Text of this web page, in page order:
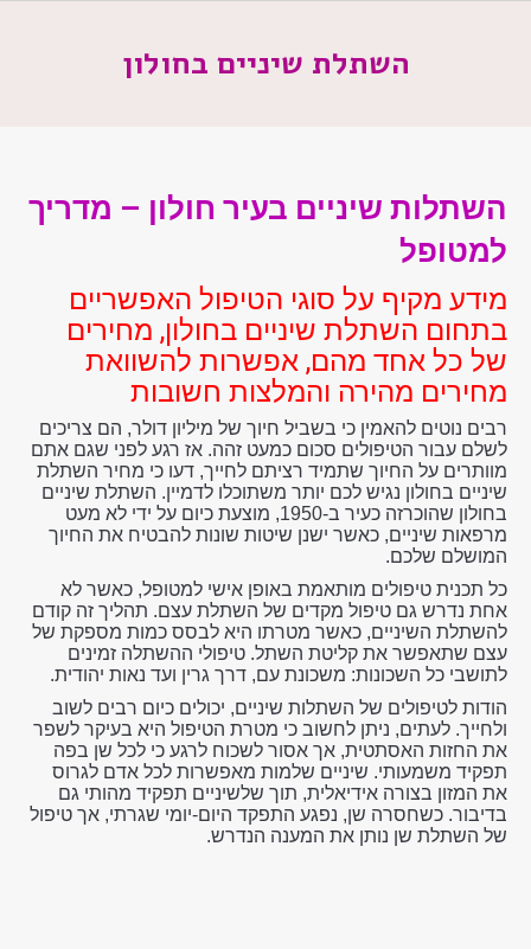
השתלת שיניים בחולון
השתלות שיניים בעיר חולון – מדריך
למטופל
מידע מקיף על סוגי הטיפול האפשריים
בתחום השתלת שיניים בחולון, מחירים
של כל אחד מהם, אפשרות להשוואת
מחירים מהירה והמלצות חשובות
רבים נוטים להאמין כי בשביל חיוך של מיליון דולר, הם צריכים
לשלם עבור הטיפולים סכום כמעט זהה. אז רגע לפני שגם אתם
מוותרים על החיוך שתמיד רציתם לחייך, דעו כי מחיר השתלת
שיניים בחולון נגיש לכם יותר משתוכלו לדמיין. השתלת שיניים
בחולון שהוכרזה כעיר ב-1950, מוצעת כיום על ידי לא מעט
מרפאות שיניים, כאשר ישנן שיטות שונות להבטיח את החיוך
המושלם שלכם.
כל תכנית טיפולים מותאמת באופן אישי למטופל, כאשר לא
אחת נדרש גם טיפול מקדים של השתלת עצם. תהליך זה קודם
להשתלת השיניים, כאשר מטרתו היא לבסס כמות מספקת של
עצם שתאפשר את קליטת השתל. טיפולי ההשתלה זמינים
לתושבי כל השכונות: משכונת עם, דרך גרין ועד נאות יהודית.
הודות לטיפולים של השתלות שיניים, יכולים כיום רבים לשוב
ולחייך. לעתים, ניתן לחשוב כי מטרת הטיפול היא בעיקר לשפר
את החזות האסתטית, אך אסור לשכוח לרגע כי לכל שן בפה
תפקיד משמעותי. שיניים שלמות מאפשרות לכל אדם לגרוס
את המזון בצורה אידיאלית, תוך שלשיניים תפקיד מהותי גם
בדיבור. כשחסרה שן, נפגע התפקד היום-יומי שגרתי, אך טיפול
של השתלת שן נותן את המענה הנדרש.